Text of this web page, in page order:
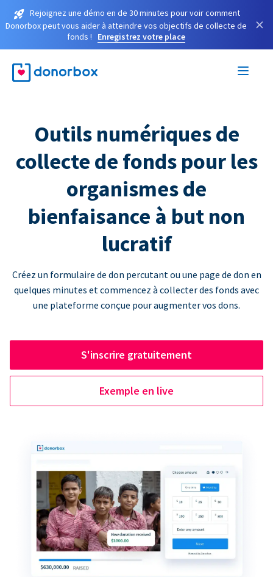
Rejoignez une démo en de 30 minutes pour voir comment
Donorbox peut vous aider à atteindre vos objectifs de collecte de
fonds !
Enregistrez votre place
×
Outils numériques de
collecte de fonds pour les
organismes de
bienfaisance à but non
lucratif
Créez un formulaire de don percutant ou une page de don en
quelques minutes et commencez à collecter des fonds avec
une plateforme conçue pour augmenter vos dons.
S'inscrire gratuitement
Exemple en live